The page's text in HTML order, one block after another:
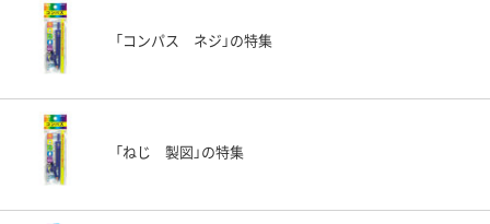
「コンパス ネジ」の特集
「ねじ 製図」の特集